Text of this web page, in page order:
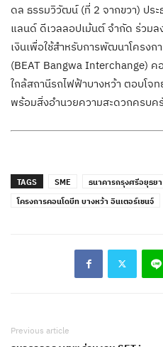
ดล ธรรมวิวัฒน์ (ที่ 2 จากขวา) ปร
แลนด์ ดีเวลลอปเม้นต์ จำกัด ร่วม
เงินเพื่อใช้สำหรับการพัฒนาโครงก
(BEAT Bangwa Interchange)
ใกล้สถานีรถไฟฟ้าบางหว้า ตอบโจ
พร้อมสิ่งอำนวยความสะดวกครบค
TAGS SME ธนาคารกรุงศรีอยุธยา
โครงการคอนโดบีท บางหว้า อินเตอร์เชนจ์
Previous article